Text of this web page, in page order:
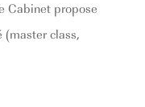
Cabinet propose
(master class,